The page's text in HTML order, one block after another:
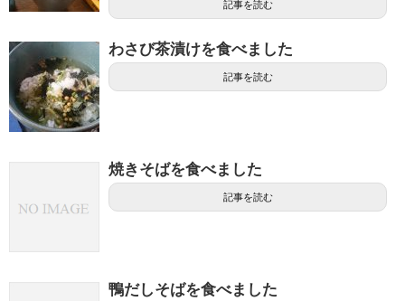
記事を読む
わさび茶漬けを食べました
記事を読む
焼きそばを食べました
記事を読む
鴨だしそばを食べました